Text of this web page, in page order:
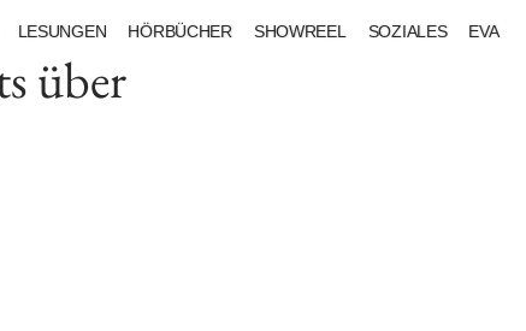
LESUNGEN HÖRBÜCHER SHOWREEL SOZIALES EVA
über